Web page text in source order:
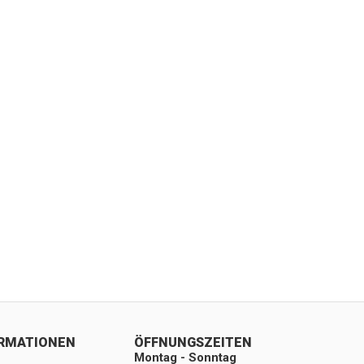
ÖFFNUNGSZEITEN
Montag - Sonntag